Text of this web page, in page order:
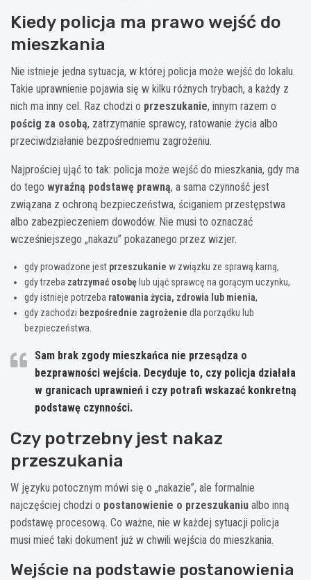
Kiedy policja ma prawo wejść do
mieszkania
Nie istnieje jedna sytuacja, w której policja może wejść do lokalu.
Takie uprawnienie pojawia się w kilku różnych trybach, a każdy z
nich ma inny cel. Raz chodzi o przeszukanie, innym razem o
pościg za osobą, zatrzymanie sprawcy, ratowanie życia albo
przeciwdziałanie bezpośredniemu zagrożeniu.
Najprościej ująć to tak: policja może wejść do mieszkania, gdy ma
do tego wyraźną podstawę prawną, a sama czynność jest
związana z ochroną bezpieczeństwa, ściganiem przestępstwa
albo zabezpieczeniem dowodów. Nie musi to oznaczać
wcześniejszego „nakazu” pokazanego przez wizjer.
gdy prowadzone jest przeszukanie w związku ze sprawą karną,
gdy trzeba zatrzymać osobę lub ująć sprawcę na gorącym uczynku,
gdy istnieje potrzeba ratowania życia, zdrowia lub mienia,
gdy zachodzi bezpośrednie zagrożenie dla porządku lub
bezpieczeństwa.
Sam brak zgody mieszkańca nie przesądza o
bezprawności wejścia. Decyduje to, czy policja działała
w granicach uprawnień i czy potrafi wskazać konkretną
podstawę czynności.
Czy potrzebny jest nakaz
przeszukania
W języku potocznym mówi się o „nakazie”, ale formalnie
najczęściej chodzi o postanowienie o przeszukaniu albo inną
podstawę procesową. Co ważne, nie w każdej sytuacji policja
musi mieć taki dokument już w chwili wejścia do mieszkania.
Wejście na podstawie postanowienia